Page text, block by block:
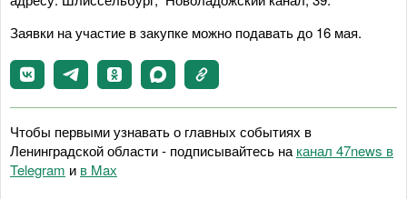
Заявки на участие в закупке можно подавать до 16 мая.
Чтобы первыми узнавать о главных событиях в
Ленинградской области - подписывайтесь на канал 47news в
Telegram и в Maх